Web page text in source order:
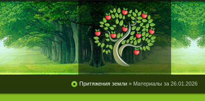
Притяжения земли » Материалы за 26.01.2026